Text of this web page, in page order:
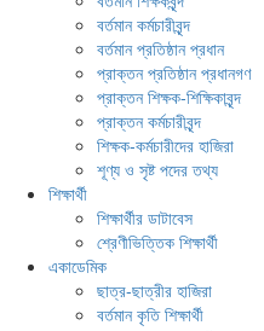
বর্তমান কর্মচারীবৃন্দ
বর্তমান প্রতিষ্ঠান প্রধান
প্রাক্তন প্রতিষ্ঠান প্রধানগণ
প্রাক্তন শিক্ষক-শিক্ষিকাবৃন্দ
প্রাক্তন কর্মচারীবৃন্দ
শিক্ষক-কর্মচারীদের হাজিরা
শূণ্য ও সৃষ্ট পদের তথ্য
শিক্ষার্থী
শিক্ষার্থীর ডাটাবেস
শ্রেণীভিত্তিক শিক্ষার্থী
একাডেমিক
ছাত্র-ছাত্রীর হাজিরা
বর্তমান কৃতি শিক্ষার্থী